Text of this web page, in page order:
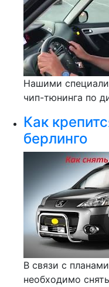
Нашими
чип-тюнинга по
Как
берлинго
В связи с
необходимо